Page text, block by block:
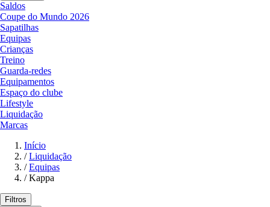
Saldos
Coupe do Mundo 2026
Sapatilhas
Equipas
Crianças
Treino
Guarda-redes
Equipamentos
Espaço do clube
Lifestyle
Liquidação
Marcas
Início
/ Liquidação
/ Equipas
/ Kappa
Filtros